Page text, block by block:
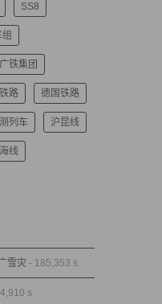
SS8
铁集团
路 德国铁路
列车 沪昆线
线
雪灾 - 185,353 s
s